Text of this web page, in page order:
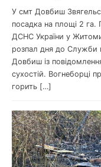
У смт Довбиш
посадка на площі 2 га.
ДСНС України у
розпал дня до Служби
Довбиш із
сухостій. Вогнеборці
горить […]